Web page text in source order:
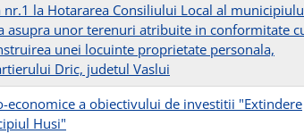
la Hotararea Consiliului Local al
unor terenuri atribuite in conformitate
unei locuinte proprietate personala,
Dric, judetul Vaslui
economice a obiectivului de investitii "Extindere
Husi"